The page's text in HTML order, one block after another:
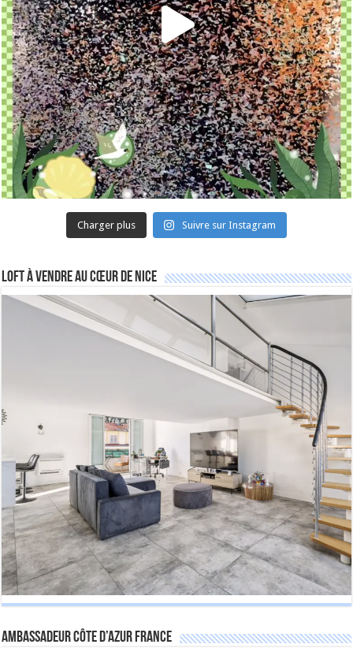
Charger plus Suivre sur Instagram
Loft à vendre au cœur de Nice
Ambassadeur Côte d’Azur France